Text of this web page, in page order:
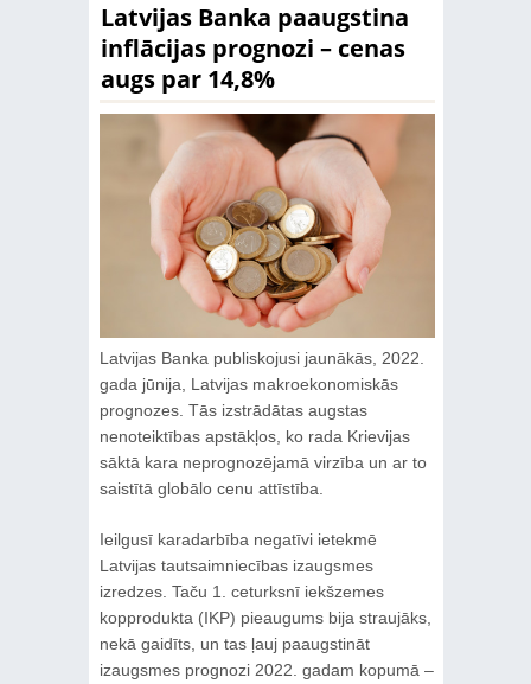
Latvijas Banka paaugstina
inflācijas prognozi – cenas
augs par 14,8%
Latvijas Banka publiskojusi jaunākās, 2022.
gada jūnija, Latvijas makroekonomiskās
prognozes. Tās izstrādātas augstas
nenoteiktības apstākļos, ko rada Krievijas
sāktā kara neprognozējamā virzība un ar to
saistītā globālo cenu attīstība.
Ieilgusī karadarbība negatīvi ietekmē
Latvijas tautsaimniecības izaugsmes
izredzes. Taču 1. ceturksnī iekšzemes
kopprodukta (IKP) pieaugums bija straujāks,
nekā gaidīts, un tas ļauj paaugstināt
izaugsmes prognozi 2022. gadam kopumā –